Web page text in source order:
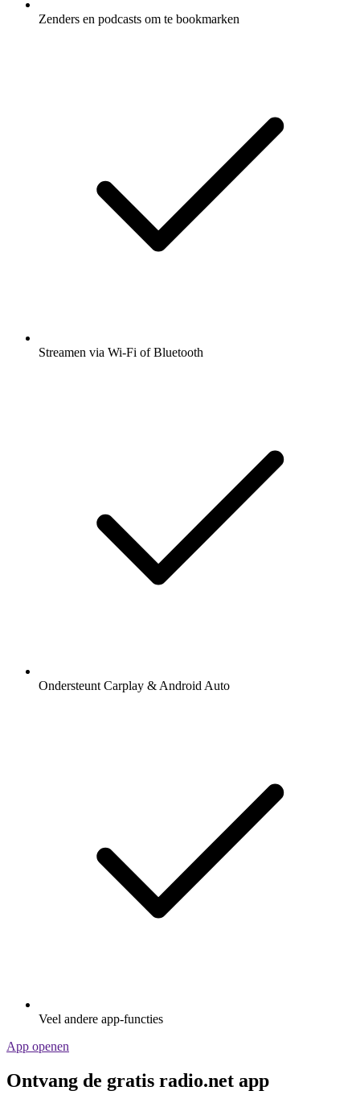
Zenders en podcasts om te bookmarken
Streamen via Wi-Fi of Bluetooth
Ondersteunt Carplay & Android Auto
Veel andere app-functies
App openen
Ontvang de gratis radio.net app